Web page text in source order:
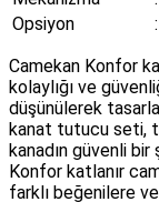
Opsiyon
Camekan Konfor
kolaylığı ve
düşünülerek
kanat tutucu seti,
kanadın güvenli
Konfor katlanır
farklı beğenilere